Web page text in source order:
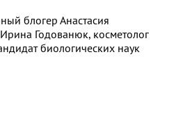
блогер Анастасия
Годованюк, косметолог
биологических наук